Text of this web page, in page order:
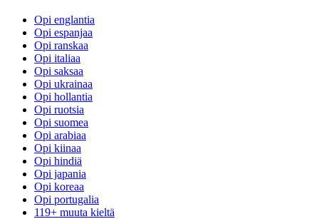
Opi englantia
Opi espanjaa
Opi ranskaa
Opi italiaa
Opi saksaa
Opi ukrainaa
Opi hollantia
Opi ruotsia
Opi suomea
Opi arabiaa
Opi kiinaa
Opi hindiä
Opi japania
Opi koreaa
Opi portugalia
119+ muuta kieltä